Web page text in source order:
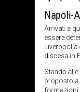
Napoli-
Arrivati a
essere
Liverpool a
discesa in
Stando alle
proposto a
formazioni